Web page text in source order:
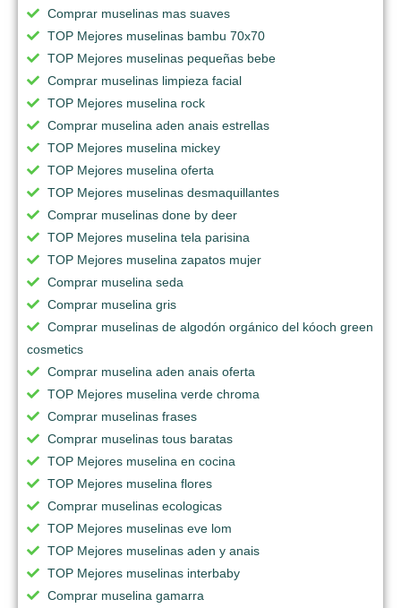
Comprar muselinas mas suaves
TOP Mejores muselinas bambu 70x70
TOP Mejores muselinas pequeñas bebe
Comprar muselinas limpieza facial
TOP Mejores muselina rock
Comprar muselina aden anais estrellas
TOP Mejores muselina mickey
TOP Mejores muselina oferta
TOP Mejores muselinas desmaquillantes
Comprar muselinas done by deer
TOP Mejores muselina tela parisina
TOP Mejores muselina zapatos mujer
Comprar muselina seda
Comprar muselina gris
Comprar muselinas de algodón orgánico del kóoch green
cosmetics
Comprar muselina aden anais oferta
TOP Mejores muselina verde chroma
Comprar muselinas frases
Comprar muselinas tous baratas
TOP Mejores muselina en cocina
TOP Mejores muselina flores
Comprar muselinas ecologicas
TOP Mejores muselinas eve lom
TOP Mejores muselinas aden y anais
TOP Mejores muselinas interbaby
Comprar muselina gamarra